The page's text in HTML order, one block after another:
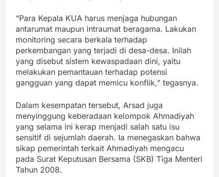
“Para Kepala KUA harus menjaga hubungan
antarumat maupun intraumat beragama. Lakukan
monitoring secara berkala terhadap
perkembangan yang terjadi di desa-desa. Inilah
yang disebut sistem kewaspadaan dini, yaitu
melakukan pemantauan terhadap potensi
gangguan yang dapat memicu konflik,” tegasnya.
Dalam kesempatan tersebut, Arsad juga
menyinggung keberadaan kelompok Ahmadiyah
yang selama ini kerap menjadi salah satu isu
sensitif di sejumlah daerah. Ia menegaskan bahwa
sikap pemerintah terkait Ahmadiyah mengacu
pada Surat Keputusan Bersama (SKB) Tiga Menteri
Tahun 2008.